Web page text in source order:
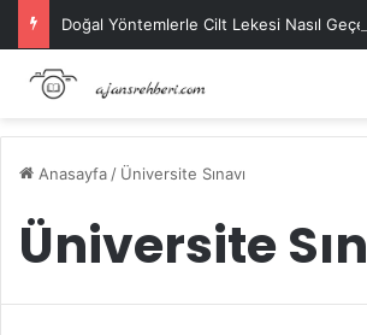
Doğal Yöntemlerle Cilt Lekesi Nasıl
Anasayfa / Üniversite Sınavı
Üniversite